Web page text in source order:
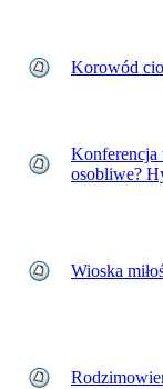
Korowód
Konferencja
osobliwe?
Wioska